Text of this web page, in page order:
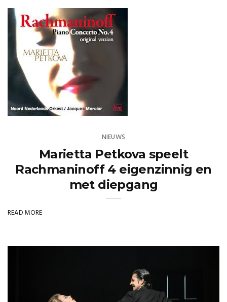
NIEUWS
Marietta Petkova speelt
Rachmaninoff 4 eigenzinnig en
met diepgang
READ MORE